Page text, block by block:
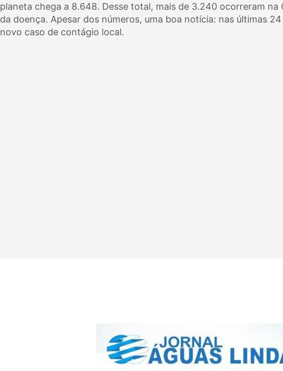
planeta chega a 8.648. Desse total, mais de 3.240 ocorreram
da doença. Apesar dos números, uma boa notícia: nas últimas
novo caso de contágio local.